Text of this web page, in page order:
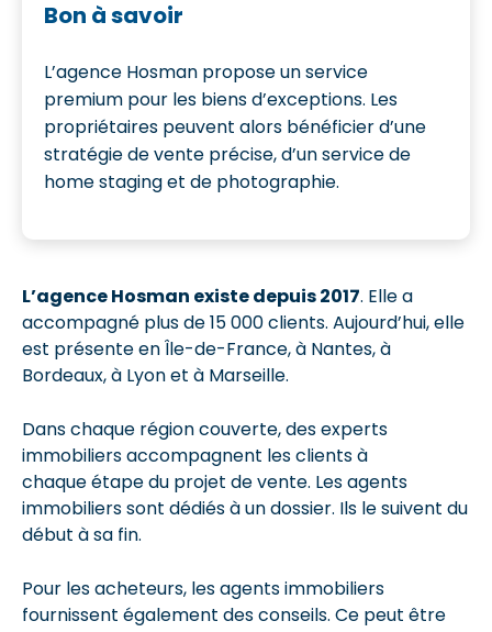
Bon à savoir
L’agence Hosman propose un service
premium pour les biens d’exceptions. Les
propriétaires peuvent alors bénéficier d’une
stratégie de vente précise, d’un service de
home staging et de photographie.
L’agence Hosman existe depuis 2017. Elle a
accompagné plus de 15 000 clients. Aujourd’hui, elle
est présente en Île-de-France, à Nantes, à
Bordeaux, à Lyon et à Marseille.
Dans chaque région couverte, des experts
immobiliers accompagnent les clients à
chaque étape du projet de vente. Les agents
immobiliers sont dédiés à un dossier. Ils le suivent du
début à sa fin.
Pour les acheteurs, les agents immobiliers
fournissent également des conseils. Ce peut être